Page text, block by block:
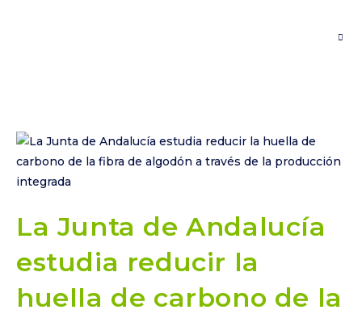
La Junta de Andalucía
estudia reducir la
huella de carbono de la